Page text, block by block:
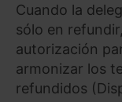
Cuando la
sólo en
autorización
armonizar los
refundidos